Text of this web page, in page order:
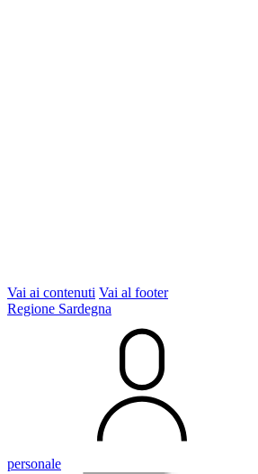
Vai ai contenuti Vai al footer
Regione Sardegna
personale